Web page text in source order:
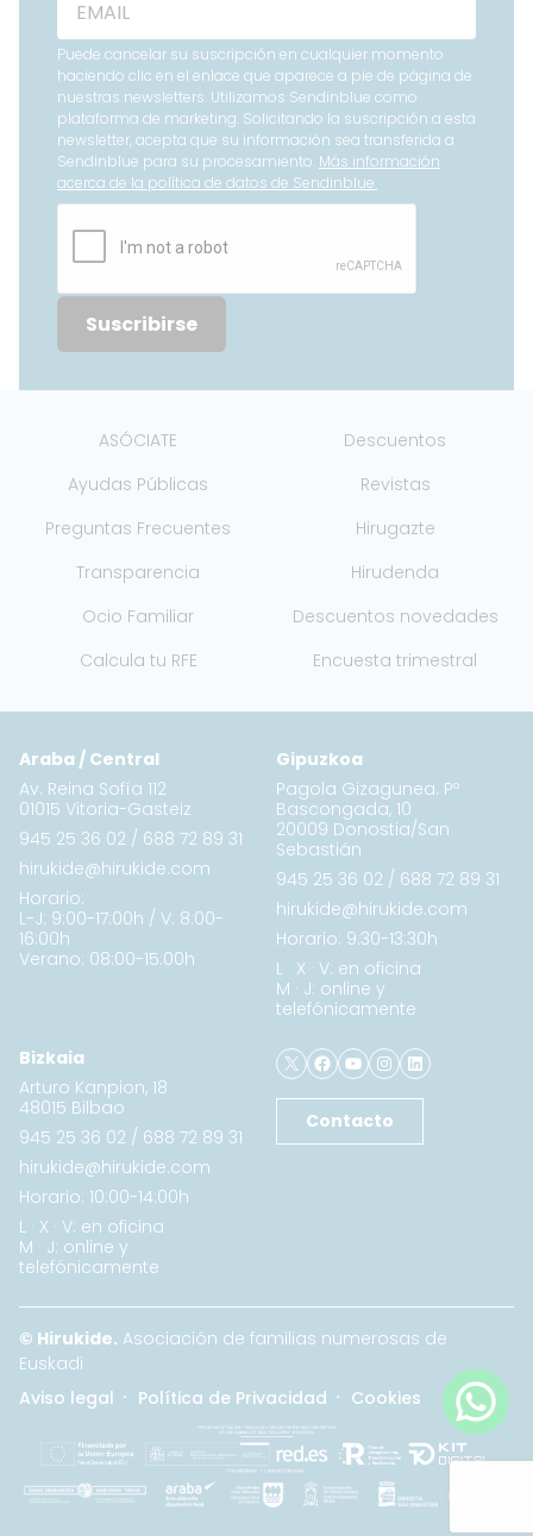
Puede cancelar su suscripción en cualquier momento
haciendo clic en el enlace que aparece a pie de página de
nuestras newsletters. Utilizamos Sendinblue como
plataforma de marketing. Solicitando la suscripción a esta
newsletter, acepta que su información sea transferida a
Sendinblue para su procesamiento. Más información
acerca de la política de datos de Sendinblue.
Suscribirse
ASÓCIATE
Descuentos
Ayudas Públicas
Revistas
Preguntas Frecuentes
Hirugazte
Transparencia
Hirudenda
Ocio Familiar
Descuentos novedades
Calcula tu RFE
Encuesta trimestral
Araba / Central
Av. Reina Sofía 112
01015 Vitoria-Gasteiz
945 25 36 02 / 688 72 89 31
hirukide@hirukide.com
Horario:
L-J: 9:00-17:00h / V: 8:00-
16:00h
Verano: 08:00-15:00h
Gipuzkoa
Pagola Gizagunea. Pº
Bascongada, 10
20009 Donostia/San
Sebastián
945 25 36 02 / 688 72 89 31
hirukide@hirukide.com
Horario: 9:30-13:30h
L · X · V: en oficina
M · J: online y
telefónicamente
Bizkaia
Arturo Kanpion, 18
48015 Bilbao
945 25 36 02 / 688 72 89 31
hirukide@hirukide.com
Horario: 10:00-14:00h
L · X · V: en oficina
M · J: online y
telefónicamente
X Facebook
YouTube
Instagram
LinkedIn
Contacto
© Hirukide. Asociación de familias numerosas de
Euskadi
Aviso legal
Política de Privacidad Cookies